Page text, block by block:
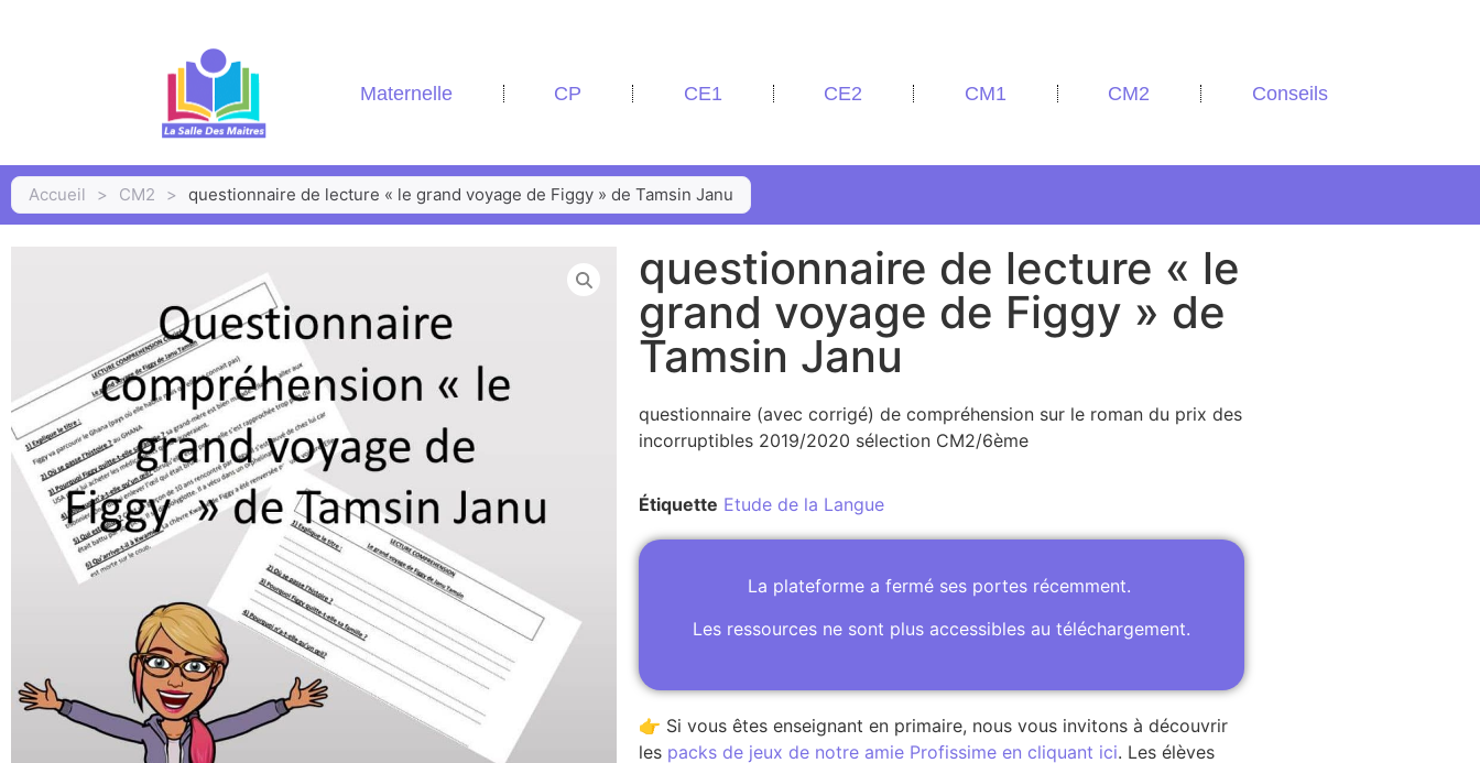
Maternelle CP CE1 CE2 CM1 CM2 Conseils
Accueil > CM2 > questionnaire de lecture « le grand voyage de Figgy » de Tamsin Janu
questionnaire de lecture « le
grand voyage de Figgy » de
Tamsin Janu
questionnaire (avec corrigé) de compréhension sur le roman du prix des
incorruptibles 2019/2020 sélection CM2/6ème
Étiquette Etude de la Langue
La plateforme a fermé ses portes récemment.
Les ressources ne sont plus accessibles au téléchargement.
👉 Si vous êtes enseignant en primaire, nous vous invitons à découvrir
les packs de jeux de notre amie Profissime en cliquant ici. Les élèves